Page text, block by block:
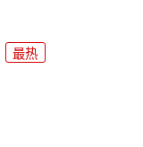
最热